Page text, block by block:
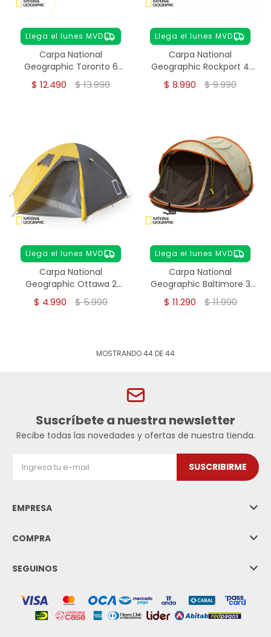
Llega el lunes MVD
Carpa National
Geographic Toronto 6
personas
$ 12.490 $13.990
Llega el lunes MVD
Carpa National
Geographic Rockport 4
Personas
$ 8.990 $9.990
Llega el lunes MVD
Carpa National
Geographic Ottawa 2
personas
$ 4.990 $5.990
Llega el lunes MVD
Carpa National
Geographic Baltimore 3
Personas – Instantánea
$ 11.290 $11.990
MOSTRANDO44DE44
Suscríbete a nuestra newsletter
Recibe todas las novedades y ofertas de nuestra tienda.
SUSCRIBIRME
EMPRESA
COMPRA
SEGUINOS